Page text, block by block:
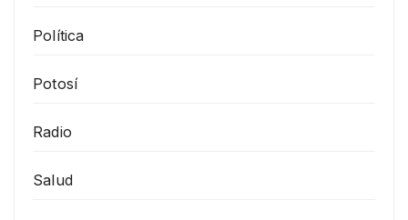
Política
Potosí
Radio
Salud